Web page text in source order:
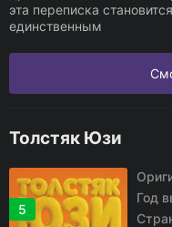
эта переписка
единственным
Толстяк Юзи
5
Год